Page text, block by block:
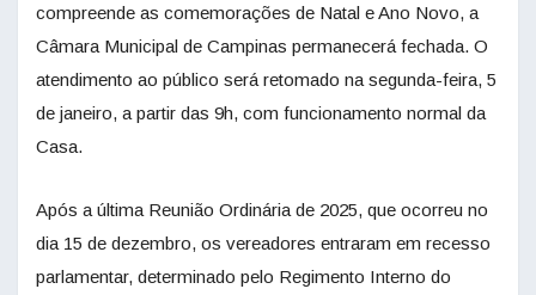
compreende as comemorações de Natal e Ano Novo, a
Câmara Municipal de Campinas permanecerá fechada. O
atendimento ao público será retomado na segunda-feira, 5
de janeiro, a partir das 9h, com funcionamento normal da
Casa.
Após a última Reunião Ordinária de 2025, que ocorreu no
dia 15 de dezembro, os vereadores entraram em recesso
parlamentar, determinado pelo Regimento Interno do